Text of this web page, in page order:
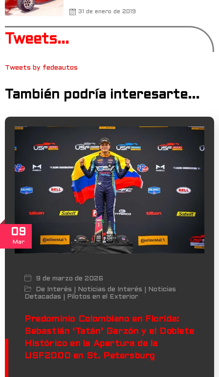
31 de enero de 2019
Tweets...
Tweets by fedeautos
También podría interesarte...
09
Mar
9 de marzo de 2026
De Interés
Noticias de Interés
Noticias
Detacadas
Pilotos en el Exterior
Predominio Colombiano en Florida:
Sebastián ‘Tatán’ Garzón y el Doblete
Histórico en la Apertura de la
USF2000 en St. Petersburg